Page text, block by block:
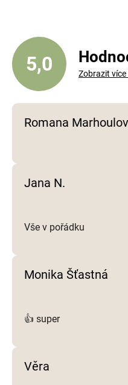
5,0 Zobrazit
Romana
Jana N.
Vše v pořádku
Monika Šťastná
👍 super
Věra